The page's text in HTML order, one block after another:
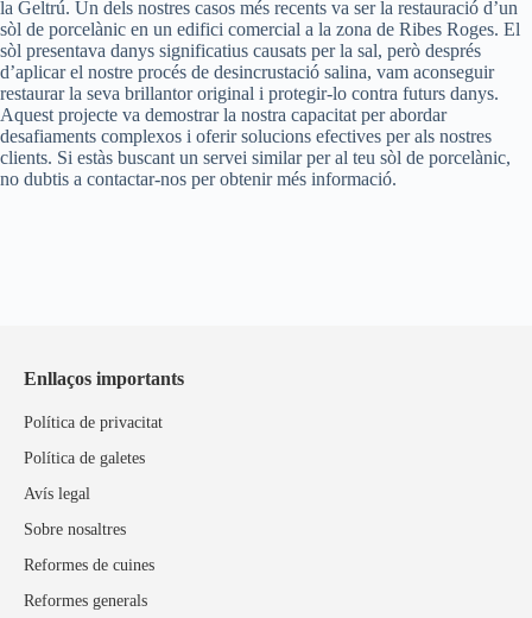
la Geltrú. Un dels nostres casos més recents va ser la restauració d’un
sòl de porcelànic en un edifici comercial a la zona de Ribes Roges. El
sòl presentava danys significatius causats per la sal, però després
d’aplicar el nostre procés de desincrustació salina, vam aconseguir
restaurar la seva brillantor original i protegir-lo contra futurs danys.
Aquest projecte va demostrar la nostra capacitat per abordar
desafiaments complexos i oferir solucions efectives per als nostres
clients. Si estàs buscant un servei similar per al teu sòl de porcelànic,
no dubtis a contactar-nos per obtenir més informació.
Enllaços importants
Política de privacitat
Política de galetes
Avís legal
Sobre nosaltres
Reformes de cuines
Reformes generals